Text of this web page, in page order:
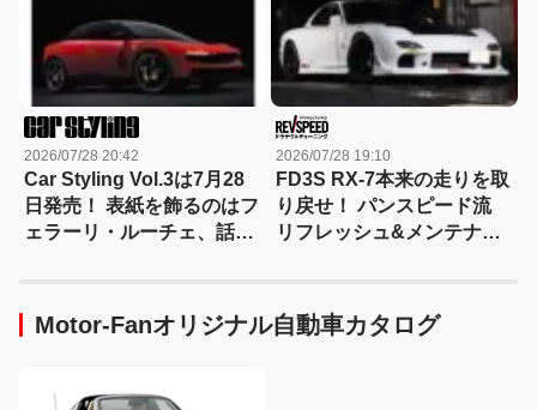
2026/07/28 20:42
Car Styling Vol.3は7月28
日発売！ 表紙を飾るのはフ
ェラーリ・ルーチェ、話題
2026/07/28 19:10
FD3S RX-7本来の走りを取
り戻せ！ パンスピード流
リフレッシュ&メンテナン
ン編
Motor-Fanオリジナル自動車カタログ